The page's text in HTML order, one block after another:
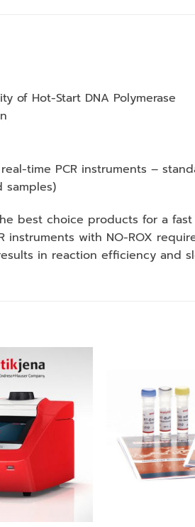
of Hot-Start DNA Polymerase
time PCR instruments –
samples)
best choice products for a
instruments with NO-ROX
in reaction efficiency and
wishlist